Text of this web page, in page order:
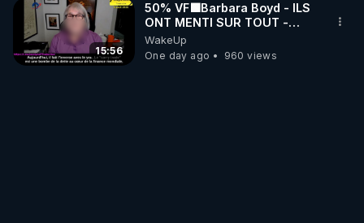
15:56
50% VF🟩Barbara Boyd - ILS
ONT MENTI SUR TOUT -
Jocelyne Traduction
WakeUp
One day ago
960 views